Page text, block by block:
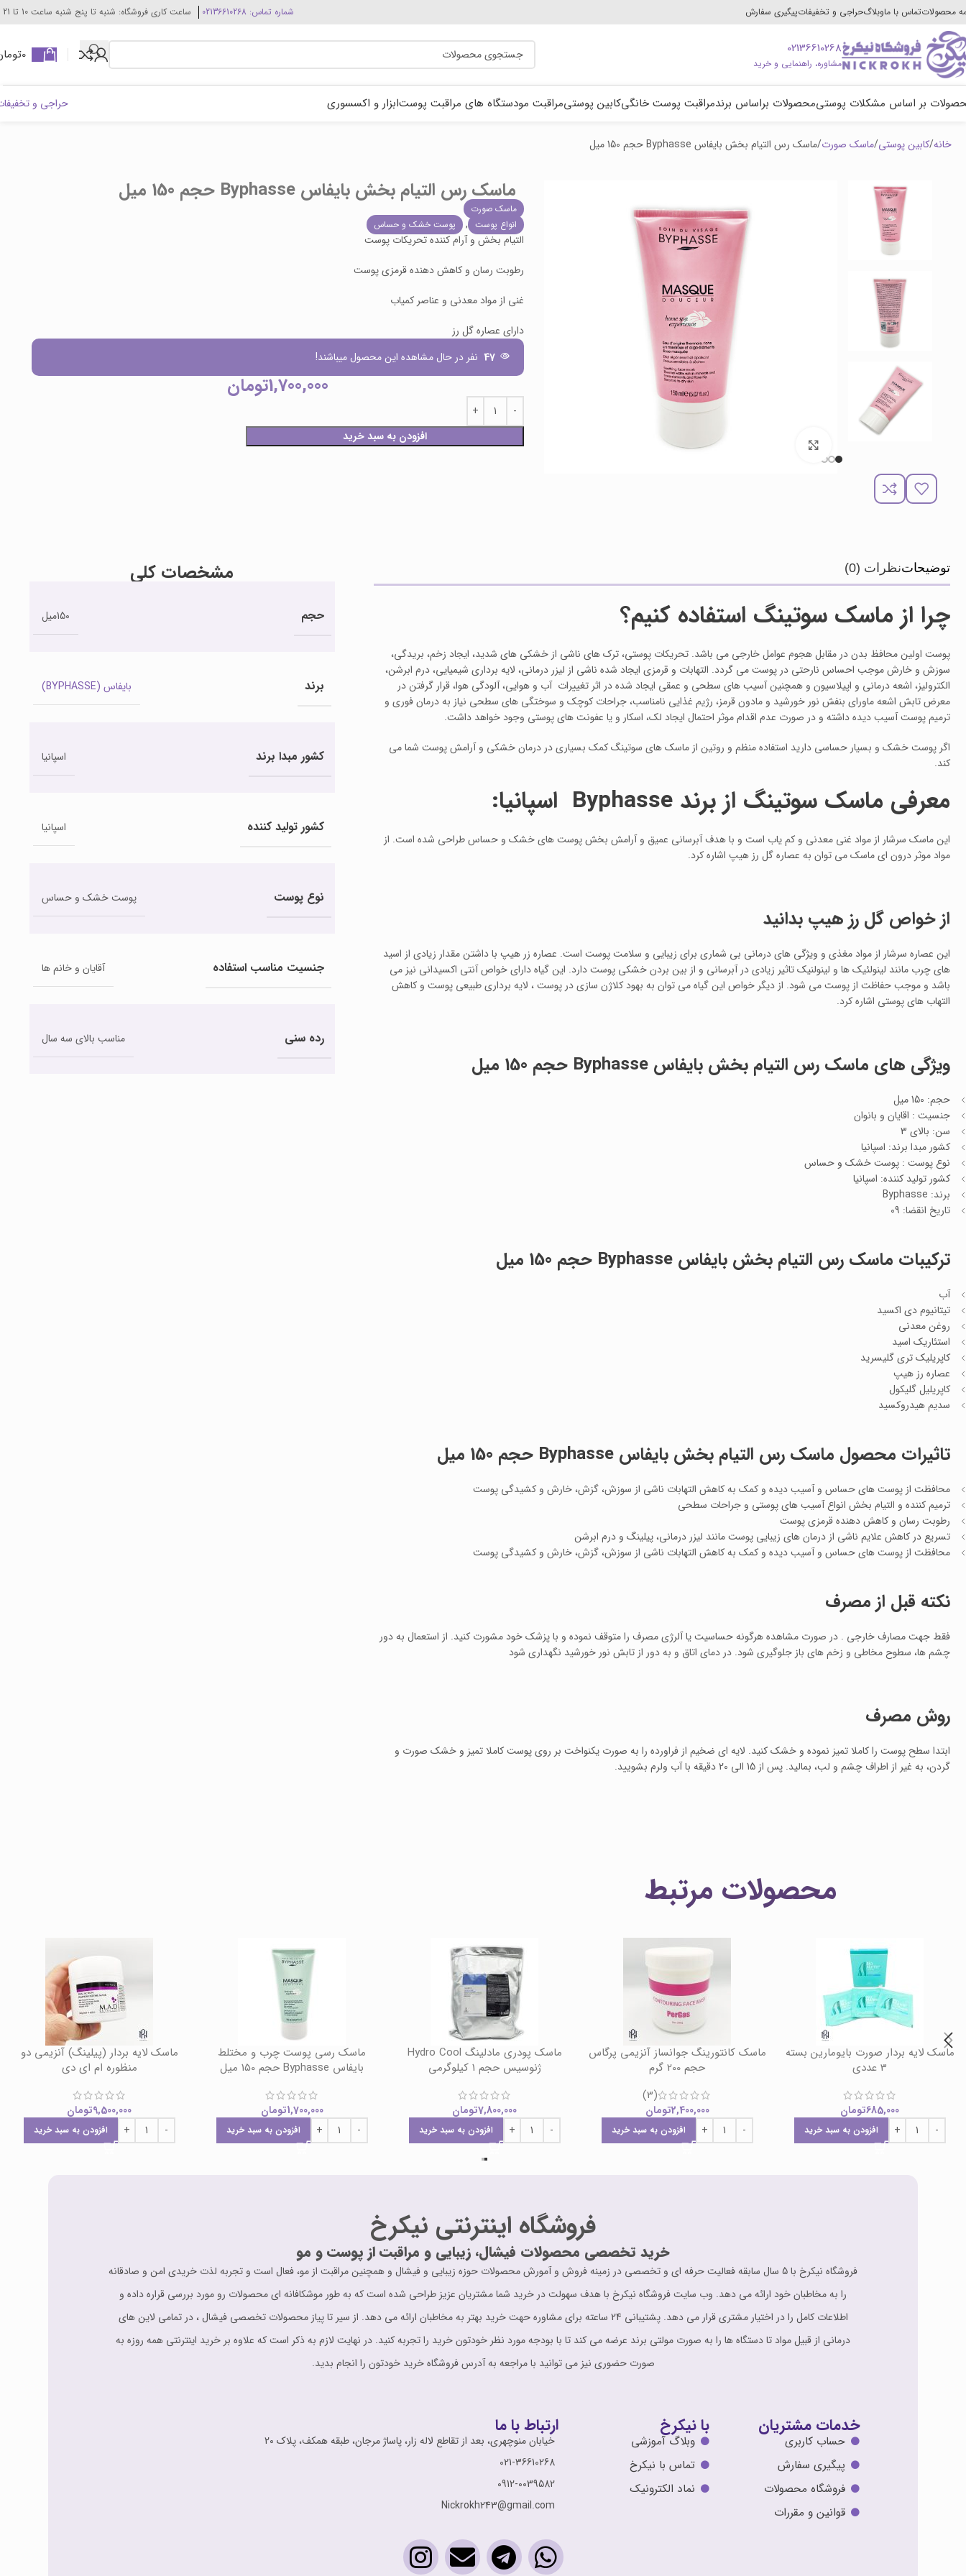
محصولاتتماس با ماوبلاگحراجی و تخفیفاتپیگیری سفارش شماره تماس: 02136610268 ساعت کاری فروشگاه: شنبه تا پنج شنبه ساعت 10 تا 21
02136610268
مشاوره، راهنمایی و خرید
0
بر اساس مشکلات پوستیمحصولات براساس برندمراقبت پوست خانگیکابین پوستیمراقبت مودستگاه های مراقبت پوستابزار و اکسسوری حراجی و
خانه کابین پوستی ماسک صورت ماسک رس التیام بخش بایفاس Byphasse حجم 150 میل
برای بزرگنمایی کلیک کنید
ماسک رس التیام بخش بایفاس Byphasse حجم 150 میل
ماسک صورت
انواع پوست , پوست خشک و حساس
التیام بخش و آرام کننده تحریکات پوست
رطوبت رسان و کاهش دهنده قرمزی پوست
غنی از مواد معدنی و عناصر کمیاب
دارای عصاره گل رز
47 نفر در حال مشاهده این محصول میباشند!
1,700,000تومان
افزودن به سبد خرید
توضیحاتنظرات (0)
چرا از ماسک سوتینگ استفاده کنیم؟
پوست اولین محافظ بدن در مقابل هجوم عوامل خارجی می باشد. تحریکات پوستی، ترک های ناشی از خشکی های شدید، ایجاد زخم، بریدگی،
سوزش و خارش موجب احساس نارحتی در پوست می گردد. التهابات و قرمزی ایجاد شده ناشی از لیزر درمانی، لایه برداری شیمیایی، درم ابرشن،
الکترولیز، اشعه درمانی و اپیلاسیون و همچنین آسیب های سطحی و عمقی ایجاد شده در اثر تغییرات آب و هوایی، آلودگی هوا، قرار گرفتن در
معرض تابش اشعه ماورای بنفش نور خورشید و مادون قرمز، رژیم غذایی نامناسب، جراحات کوچک و سوختگی های سطحی نیاز به درمان فوری و
ترمیم پوست آسیب دیده داشته و در صورت عدم اقدام موثر احتمال ایجاد لک، اسکار و یا عفونت های پوستی وجود خواهد داشت.
اگر پوست خشک و بسیار حساسی دارید استفاده منظم و روتین از ماسک های سوتینگ کمک بسیاری در درمان خشکی و آرامش پوست شما می
کند.
معرفی ماسک سوتینگ از برند Byphasse اسپانیا:
این ماسک سرشار از مواد غنی معدنی و کم یاب است و با هدف آبرسانی عمیق و آرامش بخش پوست های خشک و حساس طراحی شده است. از
مواد موثر درون ای ماسک می توان به عصاره گل رز هیپ اشاره کرد.
از خواص گل رز هیپ بدانید
این عصاره سرشار از مواد مغذی و ویژگی های درمانی بی شماری برای زیبایی و سلامت پوست است. عصاره زر هیپ با داشتن مقدار زیادی از اسید
های چرب مانند لینولئیک ها و لینولنیک تاثیر زیادی در آبرسانی و از بین بردن خشکی پوست دارد. این گیاه دارای خواص آنتی اکسیدانی نیز می
باشد و موجب حفاظت از پوست می شود. از دیگر خواص این گیاه می توان به بهود کلاژن سازی در پوست ، لایه برداری طبیعی پوست و کاهش
التهاب های پوستی اشاره کرد.
ویژگی های ماسک رس التیام بخش بایفاس Byphasse حجم 150 میل
حجم: 150 میل
جنسیت : اقایان و بانوان
سن: بالای 3
کشور مبدا برند: اسپانیا
نوع پوست : پوست خشک و حساس
کشور تولید کننده: اسپانیا
برند: Byphasse
تاریخ انقضا: 09
ترکیبات ماسک رس التیام بخش بایفاس Byphasse حجم 150 میل
آب
تیتانیوم دی اکسید
روغن معدنی
استئاریک اسید
کاپریلیک تری گلیسرید
عصاره رز هیپ
کاپریلیل گلیکول
سدیم هیدروکسید
تاثیرات محصول ماسک رس التیام بخش بایفاس Byphasse حجم 150 میل
محافظت از پوست های حساس و آسیب دیده و کمک به کاهش التهابات ناشی از سوزش، گزش، خارش و کشیدگی پوست
ترمیم کننده و التیام بخش انواع آسیب های پوستی و جراحات سطحی
رطوبت رسان و کاهش دهنده قرمزی پوست
تسریع در کاهش علایم ناشی از درمان های زیبایی پوست مانند لیزر درمانی، پیلینگ و درم ابرشن
محافظت از پوست های حساس و آسیب دیده و کمک به کاهش التهابات ناشی از سوزش، گزش، خارش و کشیدگی پوست
نکته قبل از مصرف
فقط جهت مصارف خارجی . در صورت مشاهده هرگونه حساسیت یا آلرژی مصرف را متوقف نموده و با پزشک خود مشورت کنید. از استعمال به دور
چشم ها، سطوح مخاطی و زخم های باز جلوگیری شود. در دمای اتاق و به دور از تابش نور خورشید نگهداری شود
روش مصرف
ابتدا سطح پوست را کاملا تمیز نموده و خشک کنید. لایه ای ضخیم از فراورده را به صورت یکنواخت بر روی پوست کاملا تمیز و خشک صورت و
گردن، به غیر از اطراف چشم و لب، بمالید. پس از 15 الی 20 دقیقه با آب ولرم بشویید.
مشخصات کلی
حجم 150میل
برند بایفاس (BYPHASSE)
کشور مبدا برند اسپانیا
کشور تولید کننده اسپانیا
نوع پوست پوست خشک و حساس
جنسیت مناسب استفاده آقایان و خانم ها
رده سنی مناسب بالای سه سال
محصولات مرتبط
ماسک لایه بردار صورت بایومارین بسته
3 عددی
685,000تومان
افزودن به سبد خرید
ماسک کانتورینگ جوانساز آنزیمی پرگاس
حجم 200 گرم
(3)
2,400,000تومان
افزودن به سبد خرید
ماسک پودری مادلینگ Hydro Cool
ژنوسیس حجم 1 کیلوگرمی
7,800,000تومان
افزودن به سبد خرید
ماسک رسی پوست چرب و مختلط
بایفاس Byphasse حجم 150 میل
1,700,000تومان
افزودن به سبد خرید
ماسک لایه بردار (پیلینگ) آنزیمی دو
منظوره ام ای دی
9,500,000تومان
افزودن به سبد خرید
فروشگاه اینترنتی نیکرخ
خرید تخصصی محصولات فیشال، زیبایی و مراقبت از پوست و مو
فروشگاه نیکرخ با 5 سال سابقه فعالیت حرفه ای و تخصصی در زمینه فروش و آمورش محصولات حوزه زیبایی و فیشال و همچنین مراقبت از مو، فعال است و تجربه لذت خریدی امن و صادقانه
را به مخاطبان خود ارائه می دهد. وب سایت فروشگاه نیکرخ با هدف سهولت در خرید شما مشتریان عزیز طراحی شده است که به طور موشکافانه ای محصولات رو مورد بررسی قراره داده و
اطلاعات کامل را در اختیار مشتری قرار می دهد. پشتیبانی 24 ساعته برای مشاوره حهت خرید بهتر به مخاطبان ارائه می دهد. از سیر تا پیاز محصولات تخصصی فیشال ، در تمامی لاین های
درمانی از قبیل مواد تا دستگاه ها را به صورت مولتی برند عرضه می کند تا با بودجه مورد نظر خودتون خرید را تجربه کنید. در نهایت لازم به ذکر است که علاوه بر خرید اینترنتی همه روزه به
صورت حضوری نیز می توانید با مراجعه به آدرس فروشگاه خرید خودتون را انجام بدید.
خدمات مشتریان
حساب کاربری
پیگیری سفارش
فروشگاه محصولات
قوانین و مقررات
با نیکرخ
وبلاگ آموزشی
تماس با نیکرخ
نماد الکترونیک
ارتباط با ما
خیابان منوچهری، بعد از تقاطع لاله زار، پاساژ مرجان، طبقه همکف، پلاک 20
021-36610268
0912-0039582
Nickrokh243@gmail.com